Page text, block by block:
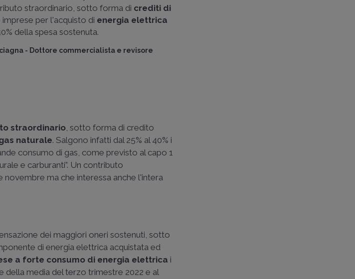
straordinario, sotto forma di crediti di
per l'acquisto di energia elettrica
della spesa sostenuta.
- Dottore commercialista e revisore
straordinario, sotto forma di credito
naturale. Salgono infatti dal 25% al 40% i
consumo di gas, come previsto al capo 1
e carburanti”. Un contributo
ma che interessa anche l'intera
dei maggiori oneri sostenuti, sotto
di energia elettrica acquistata ed
a forte consumo di energia elettrica i
della media del terzo trimestre 2022 e al